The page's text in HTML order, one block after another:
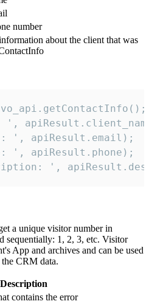
number
about the client that was
',
', apiResult.email);
', apiResult.phone);
',
a unique visitor number in
sequentially: 1, 2, 3, etc. Visitor
App and archives and can be used
CRM data.
Description
contains the error